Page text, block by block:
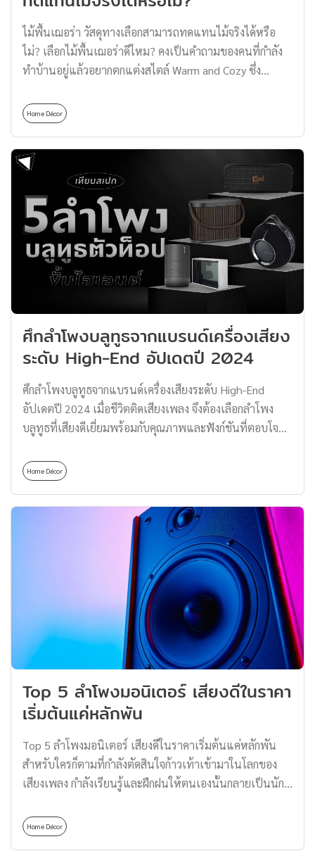
ภายนอก โดยเฉพาะในตำแหน่งที่ต้องเจอกับสภาพกาศ
แปรปรวน ทั้งแดดแรง ลมพายุพัด และฝนตก ซึ่งไม้เนื้อแข็ง
มักทำมาจากต้นไม้ที่มีอายุมากกว่า 10 ปีขึ้นไป เช่น ไม้สัก ไม้
การใช้งานยาวนาน เหมาะสำหรับทำเฟอร์นิเจอร์ที่ต้องการ
ไม้พื้นเฌอร่า วัสดุทางเลือกสามารถทดแทนไม้จริงได้หรือ
ไม่? เลือกไม้พื้นเฌอร่าดีไหม? คงเป็นคำถามของคนที่กำลัง
ทำบ้านอยู่แล้วอยากตกแต่งสไตล์ Warm and Cozy ซึ่ง
คือ ‘ไม้’ แต่ก็ยังเป็นกังวลเรื่องปลวก แมลง และปัญหาไม้
บวมมากวนใจ เพราะแบบนี้… วัสดุทดแทนอย่าง ‘ไม้พื้นเฌอ
ร่า’ จึงเป็นตัวเลือกที่ตอบโจทย์ได้ทั้งในเรื่องโทนสี ลวดลาย
สวยเหมือนไม้จริง รวมถึงคุณสมบัติที่ทนทานต่ออากาศ กัน
น้ำ กันปลวกอีกด้วย Thomas Thailand พาไปทำความรู้จักกับ
ไม้พื้นเฌอร่า พร้อมพิจารณาว่าสามารถทดแทนไม้จริงได้
หรือไม่ ไม้พื้นเฌอร่า คืออะไร? ไม้พื้นเฌอร่า เป็นวัสดุ
สังเคราะห์ประเภทหนึ่งที่ผลิตจากไฟเบอร์ซีเมนต์ (Fiber
Cement) ซึ่งเป็นการผสมผสานระหว่างปูนซีเมนต์ เส้นใย
เซลลูโลสธรรมชาติ และน้ำ ผ่านกระบวนการต่าง ๆ เพื่อขึ้น
รูปและรีดเป็นแผ่น ทำให้ไม้พื้นเฌอร่ามีความแข็งแรง
ทนทาน คงตัวไม่บิดงอ ลักษณะภายนอกคล้ายไม้จริง สามารถ
ใช้งานได้อย่างหลากหลาย และยังเป็นตัวเลือกอันดับต้น ๆ
ในการใช้งานแทนไม้จริงที่อาจต้องดูแลรักษาในเรื่อง
ร่า 1. ไม้พื้นเฌอร่าทนทานต่อสภาพอากาศและปลวก ไม้พื้น
เฌอร่ามีคุณสมบัติทนทานต่อสภาพแวดล้อม ทั้งแดด ฝน
ความชื้นที่ทำให้ไม้บวม ที่สำคัญคือ ไม่ถูกทำลายจากปลวก
Home Décor
ศึกลำโพงบลูทูธจากแบรนด์เครื่องเสียง
ระดับ High-End อัปเดตปี 2024
ศึกลำโพงบลูทูธจากแบรนด์เครื่องเสียงระดับ High-End
อัปเดตปี 2024 เมื่อชีวิตติดเสียงเพลง จึงต้องเลือกลำโพง
บลูทูธที่เสียงดีเยี่ยมพร้อมกับคุณภาพและฟังก์ชันที่ตอบโจทย์
ทางไหนก็มีตัวเลือกมากมายเต็มไปหมดแล้วแบบนี้… ลำโพง
บลูทูธตัวไหนจะเข้าเส้นชัยสำหรับคุณ ตามไปเทียบสเปกกัน
เลย ท้าชน 5 ลำโพงบลูทูธแบรนด์ดัง เสียงดีตามคาด ดีไซน์
สวยมีเทส 1. ลำโพงบลูทูธ Klipsch Music City Series เปิด
ท้าชิงลำโพงบลูทูธตัวแรกกับ Klipsch (คลิปช์) แบรนด์เครื่อง
เสียงระดับ High-End จากสหรัฐอเมริกา ก่อตั้งขึ้นตั้งแต่ปี
1946 โดย Paul W. Klipsch ซึ่งสินค้าเรือธงของแบรนด์ก็ต้อง
เป็น ‘ลำโพง’ อย่างแน่นอน เรียกได้ว่ายอดฮิตถึงขั้นที่ใคร ๆ
ก็ต้องเล็งเป็นอันดับแรกหากคิดจะมีลำโพงบลูทูธสักตัวติด
บ้านเอาไว้ เพราะมีทั้งความคลาสสิกผสมผสานกับความทัน
สมัยด้วยเทคโนโลยีการเชื่อมต่อต่าง ๆ ในการใช้งาน ฟังก์ชัน
ดีไซน์สุดเท่อีกด้วย และตอนนี้ลำโพงบลูทูธจากแบรนด์
Klipsch ก็มีลำโพงซีรีส์ใหม่ออกมาอย่าง ‘Music City’
Home Décor
Top 5 ลำโพงมอนิเตอร์ เสียงดีในราคา
เริ่มต้นแค่หลักพัน
Top 5 ลำโพงมอนิเตอร์ เสียงดีในราคาเริ่มต้นแค่หลักพัน
สำหรับใครก็ตามที่กำลังตัดสินใจก้าวเท้าเข้ามาในโลกของ
เสียงเพลง กำลังเรียนรู้และฝึกฝนให้ตนเองนั้นกลายเป็นนัก
งานให้กำเนิดขึ้นมา สำหรับลำโพงที่เหมาะสมในการนำมา
ทำเพลงและมิกซ์เพลงนั้นก็ต้องเป็น ลำโพงมอนิเตอร์ ที่ให้
Home Décor